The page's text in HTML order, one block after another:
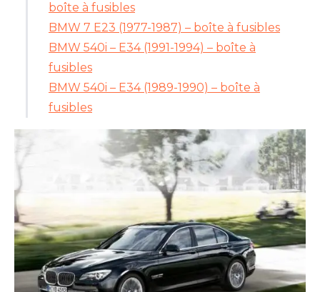
boîte à fusibles
BMW 7 E23 (1977-1987) – boîte à fusibles
BMW 540i – E34 (1991-1994) – boîte à
fusibles
BMW 540i – E34 (1989-1990) – boîte à
fusibles